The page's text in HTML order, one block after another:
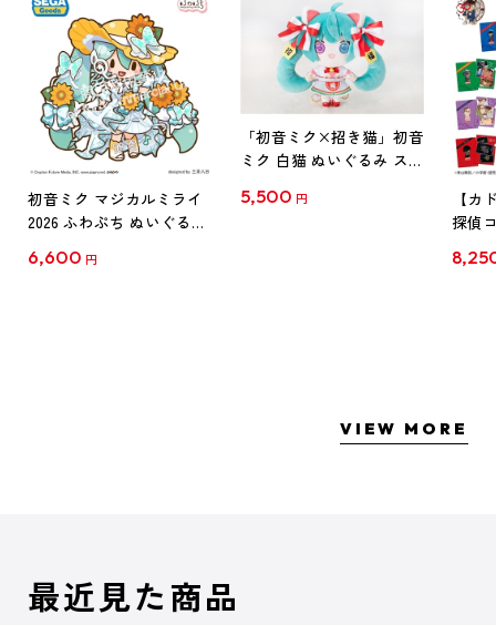
初音ミク マジカルミライ
2026 ふわぷち ぬいぐるみ
6,600 円
「初音ミク×招き猫」初音
ミク 白猫 ぬいぐるみ スタ
5,500 円
【カ
探偵
クリ
VIEW MORE
最近見た商品